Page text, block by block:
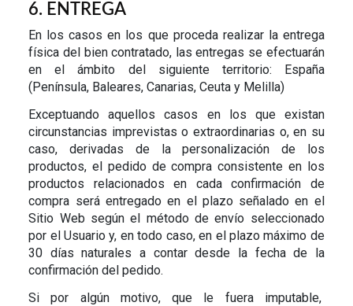
6. ENTREGA
En los casos en los que proceda realizar la entrega
física del bien contratado, las entregas se efectuarán
en el ámbito del siguiente territorio: España
(Península, Baleares, Canarias, Ceuta y Melilla)
Exceptuando aquellos casos en los que existan
circunstancias imprevistas o extraordinarias o, en su
caso, derivadas de la personalización de los
productos, el pedido de compra consistente en los
productos relacionados en cada confirmación de
compra será entregado en el plazo señalado en el
Sitio Web según el método de envío seleccionado
por el Usuario y, en todo caso, en el plazo máximo de
30 días naturales a contar desde la fecha de la
confirmación del pedido.
Si por algún motivo, que le fuera imputable,